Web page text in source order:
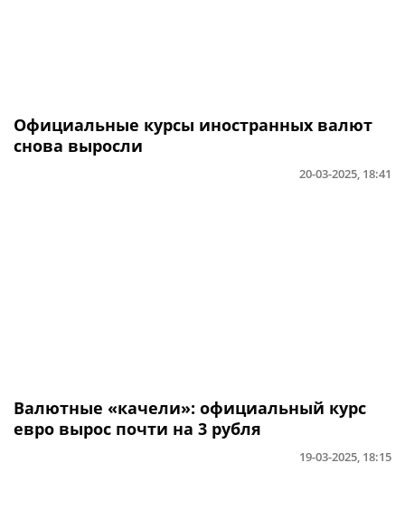
Официальные курсы иностранных валют
снова выросли
20-03-2025, 18:41
Валютные «качели»: официальный курс
евро вырос почти на 3 рубля
19-03-2025, 18:15